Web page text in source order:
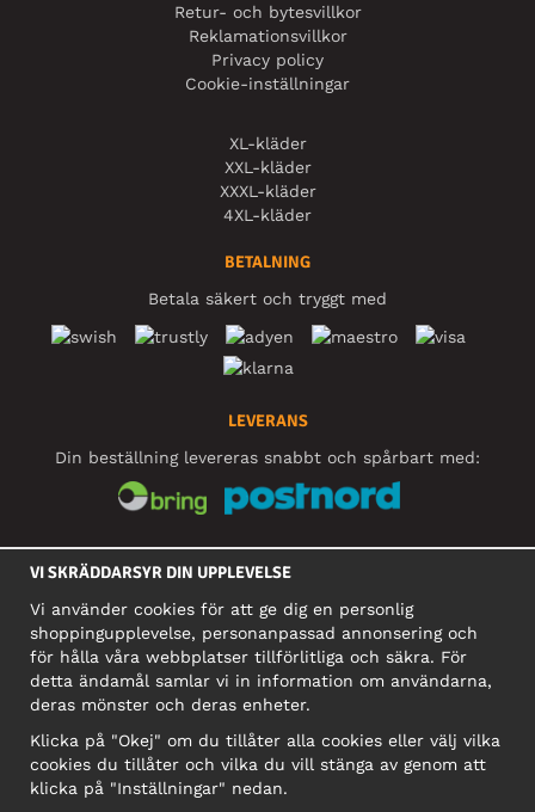
Retur- och bytesvillkor
Reklamationsvillkor
Privacy policy
Cookie-inställningar
XL-kläder
XXL-kläder
XXXL-kläder
4XL-kläder
BETALNING
Betala säkert och tryggt med
LEVERANS
Din beställning levereras snabbt och spårbart med:
SOCIALA MEDIER
FÖRETAG
Motley Denim Europe OÜ
Narva mnt 5, EE-10117 Tallinn
Org: 12356245, Momsnummer: SE502090048501
OBS! Skicka inte varureturer till denna adress!
VI SKRÄDDARSYR DIN UPPLEVELSE
Vi använder cookies för att ge dig en personlig
shoppingupplevelse, personanpassad annonsering och
för hålla våra webbplatser tillförlitliga och säkra. För
detta ändamål samlar vi in information om användarna,
deras mönster och deras enheter.
Klicka på "Okej" om du tillåter alla cookies eller välj vilka
cookies du tillåter och vilka du vill stänga av genom att
klicka på "Inställningar" nedan.